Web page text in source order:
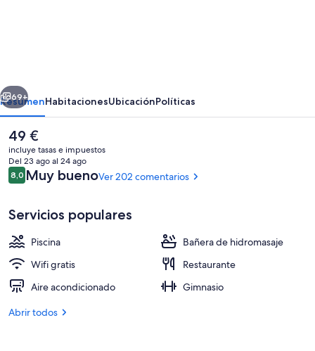
Zona para bodas al aire libre
Siguiente
69+
ResumenHabitacionesUbicaciónPolíticas
El
precio
actual
es
de
49 €
incluye tasas e impuestos
Del 23 ago al 24 ago
Comentarios
8,08,0 de 10
Muy buenoVer 202 comentarios
Servicios populares
Piscina
Bañera de hidromasaje
Wifi gratis
Restaurante
Aire acondicionado
Gimnasio
Abrir todos